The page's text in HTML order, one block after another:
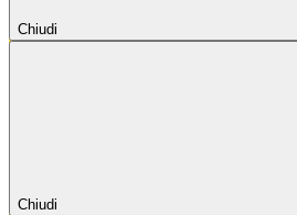
Chiudi
Chiudi